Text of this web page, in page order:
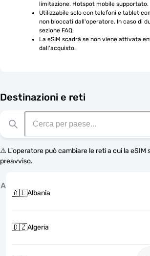
limitazione. Hotspot mobile supportato.
Utilizzabile solo con telefoni e tablet
non bloccati dall'operatore. In caso di
sezione FAQ.
La eSIM scadrà se non viene attivata
dall'acquisto.
Destinazioni e reti
⚠️ L'operatore può cambiare le reti a cui la eSIM
preavviso.
A
🇦🇱Albania
🇩🇿Algeria